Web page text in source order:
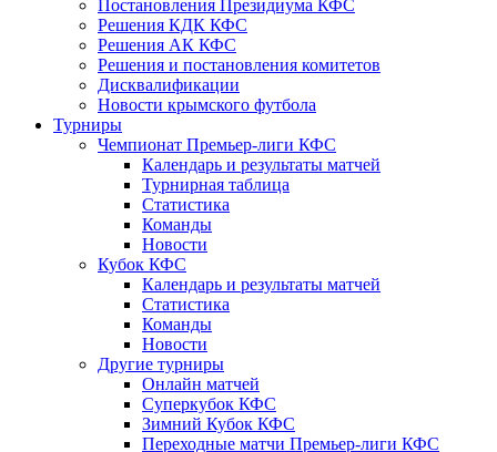
Постановления Президиума КФС
Решения КДК КФС
Решения АК КФС
Решения и постановления комитетов
Дисквалификации
Новости крымского футбола
Турниры
Чемпионат Премьер-лиги КФС
Календарь и результаты матчей
Турнирная таблица
Статистика
Команды
Новости
Кубок КФС
Календарь и результаты матчей
Статистика
Команды
Новости
Другие турниры
Онлайн матчей
Суперкубок КФС
Зимний Кубок КФС
Переходные матчи Премьер-лиги КФС